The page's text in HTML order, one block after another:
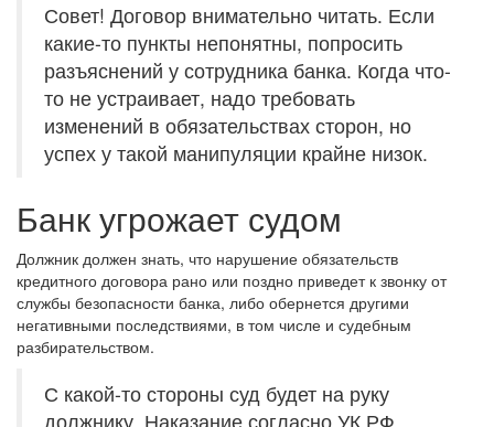
Совет! Договор внимательно читать. Если
какие-то пункты непонятны, попросить
разъяснений у сотрудника банка. Когда что-
то не устраивает, надо требовать
изменений в обязательствах сторон, но
успех у такой манипуляции крайне низок.
Банк угрожает судом
Должник должен знать, что нарушение обязательств
кредитного договора рано или поздно приведет к звонку от
службы безопасности банка, либо обернется другими
негативными последствиями, в том числе и судебным
разбирательством.
С какой-то стороны суд будет на руку
должнику. Наказание согласно УК РФ